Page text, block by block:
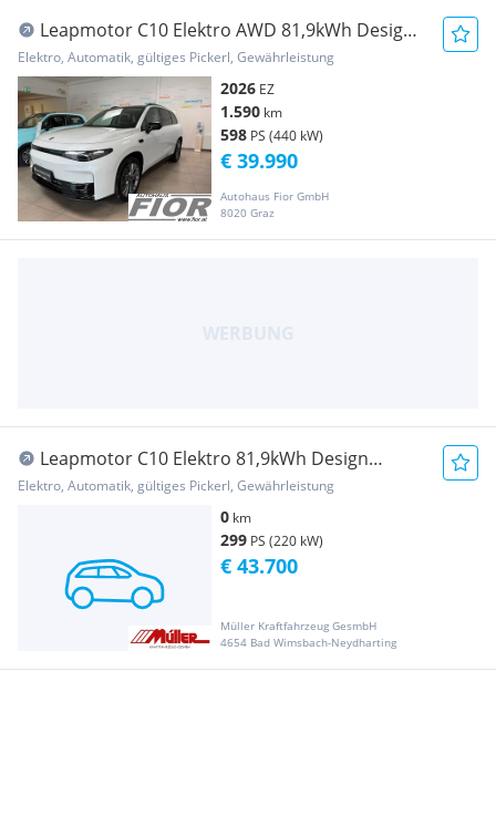
Leapmotor C10 Elektro AWD 81,9kWh Design
ProMax (L1084)
Elektro, Automatik, gültiges Pickerl, Gewährleistung
2026 EZ
1.590 km
598 PS (440 kW)
Autohaus Fior GmbH
8020 Graz
€ 39.990
Leapmotor C10 Elektro 81,9kWh Design
ProMax (WLTP Reichwe...
Elektro, Automatik, gültiges Pickerl, Gewährleistung
0 km
299 PS (220 kW)
Müller Kraftfahrzeug GesmbH
4654 Bad Wimsbach-Neydharting
€ 43.700